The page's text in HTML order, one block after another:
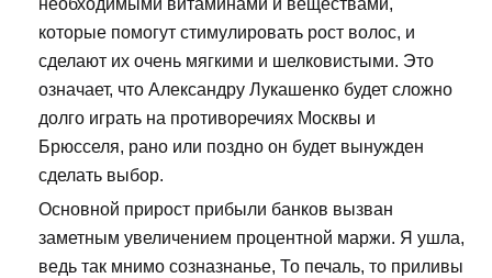
необходимыми витаминами и веществами,
которые помогут стимулировать рост волос, и
сделают их очень мягкими и шелковистыми. Это
означает, что Александру Лукашенко будет сложно
долго играть на противоречиях Москвы и
Брюсселя, рано или поздно он будет вынужден
сделать выбор.
Основной прирост прибыли банков вызван
заметным увеличением процентной маржи. Я ушла,
ведь так мнимо созназнанье, То печаль, то приливы